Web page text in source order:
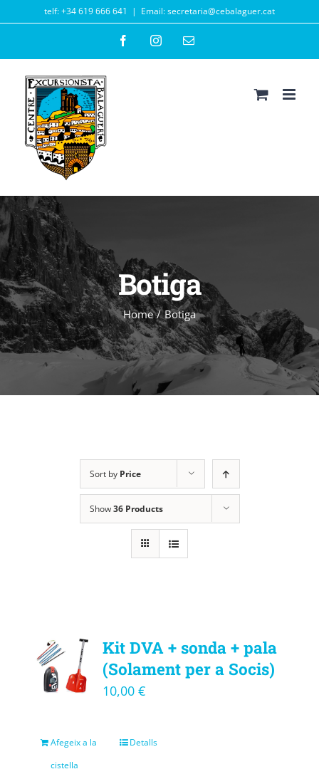
content
telf: +34 619 666 641 | Email: secretaria@cebalaguer.cat
FacebookInstagramEmail
Botiga
Home / Botiga
Sort by Price
Show36 Products
Kit DVA + sonda + pala
(Solament per a Socis)
10,00 €
Afegeix a la
cistella
Detalls